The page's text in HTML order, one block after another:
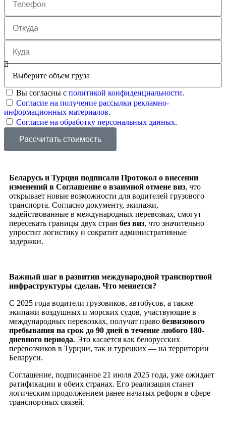
Вы согласны с политикой конфиденциальности.
Согласие на получение рассылки рекламно-
информационных материалов.
Согласие на обработку персональных данных.
Рассчитать стоимость
Беларусь и Турция подписали Протокол о внесении
изменений в Соглашение о взаимной отмене виз, что
открывает новые возможности для водителей грузового
транспорта. Согласно документу, экипажи,
задействованные в международных перевозках, смогут
пересекать границы двух стран без виз, что значительно
упростит логистику и сократит административные
задержки.
Важный шаг в развитии международной транспортной
инфраструктуры сделан. Что меняется?
С 2025 года водители грузовиков, автобусов, а также
экипажи воздушных и морских судов, участвующие в
международных перевозках, получат право безвизового
пребывания на срок до 90 дней в течение любого 180-
дневного периода. Это касается как белорусских
перевозчиков в Турции, так и турецких — на территории
Беларуси.
Соглашение, подписанное 21 июля 2025 года, уже ожидает
ратификации в обеих странах. Его реализация станет
логическим продолжением ранее начатых реформ в сфере
транспортных связей.